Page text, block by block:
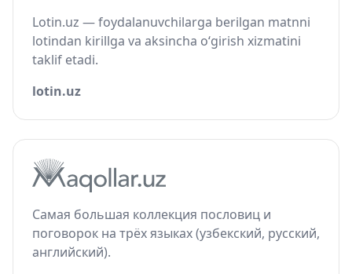
Lotin.uz — foydalanuvchilarga berilgan matnni
lotindan kirillga va aksincha o‘girish xizmatini
taklif etadi.
lotin.uz
Самая большая коллекция пословиц и
поговорок на трёх языках (узбекский, русский,
английский).